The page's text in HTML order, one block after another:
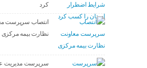
کرد
انتصاب سرپرست
نظارت بیمه مرکزی
سرپرست مدیریت